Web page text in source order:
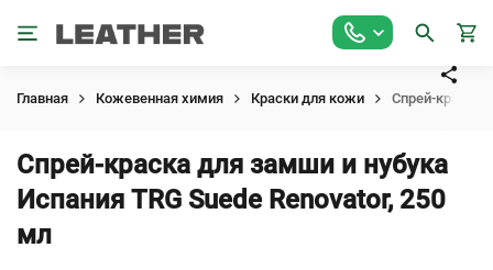
Главная Кожевенная химия Краски для кожи Спрей-краска
Спрей-краска для замши и нубука
Испания TRG Suede Renovator, 250
мл